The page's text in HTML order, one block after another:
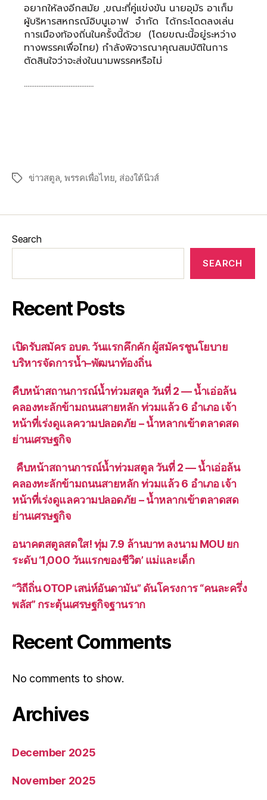
อยากให้ลงอีกสมัย ,ขณะที่คู่แข่งขัน นายอุมัร อาเก็ม
ผู้บริหารสหกรณ์อิบนูเอาฟ จำกัด ได้กระโดดลงเล่น
การเมืองท้องถิ่นในครั้งนี้ด้วย (โดยขณะนี้อยู่ระหว่าง
ทางพรรคเพื่อไทย) กำลังพิจารณาคุณสมบัติในการ
ตัดสินใจว่าจะส่งในนามพรรคหรือไม่
…………………………………
ข่าวสตูล, พรรคเพื่อไทย, ส่องใต้นิวส์
Search
SEARCH
Recent Posts
เปิดรับสมัคร อบต. วันแรกคึกคัก ผู้สมัครชูนโยบาย
บริหารจัดการน้ำ–พัฒนาท้องถิ่น
คืบหน้าสถานการณ์น้ำท่วมสตูล วันที่ 2 — น้ำเอ่อล้น
คลองทะลักข้ามถนนสายหลัก ท่วมแล้ว 6 อำเภอ เจ้า
หน้าที่เร่งดูแลความปลอดภัย – น้ำหลากเข้าตลาดสด
ย่านเศรษฐกิจ
คืบหน้าสถานการณ์น้ำท่วมสตูล วันที่ 2 — น้ำเอ่อล้น
คลองทะลักข้ามถนนสายหลัก ท่วมแล้ว 6 อำเภอ เจ้า
หน้าที่เร่งดูแลความปลอดภัย – น้ำหลากเข้าตลาดสด
ย่านเศรษฐกิจ
อนาคตสตูลสดใส! ทุ่ม 7.9 ล้านบาท ลงนาม MOU ยก
ระดับ ‘1,000 วันแรกของชีวิต’ แม่และเด็ก
“วิถีถิ่น OTOP เสน่ห์อันดามัน” ดันโครงการ “คนละครึ่ง
พลัส” กระตุ้นเศรษฐกิจฐานราก
Recent Comments
No comments to show.
Archives
December 2025
November 2025